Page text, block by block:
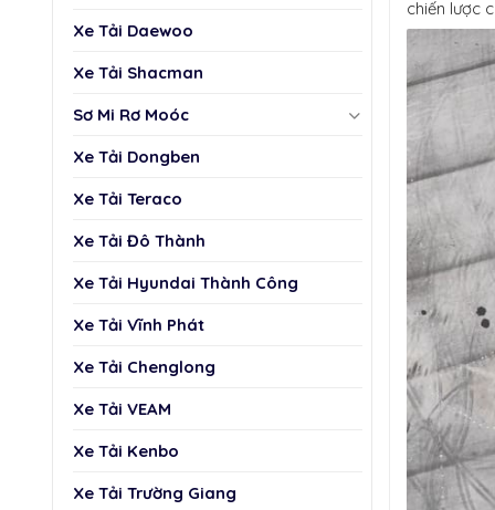
Xe Tải Daewoo
Xe Tải Shacman
Sơ Mi Rơ Moóc
Xe Tải Dongben
Xe Tải Teraco
Xe Tải Đô Thành
Xe Tải Hyundai Thành Công
Xe Tải Vĩnh Phát
Xe Tải Chenglong
Xe Tải VEAM
Xe Tải Kenbo
Xe Tải Trường Giang
chiến lược